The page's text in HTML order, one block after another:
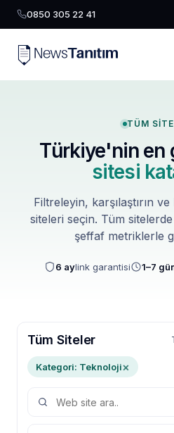
0850 305 22 41
TÜM
Türkiye'nin en
sitesi
Filtreleyin, karşılaştırın
siteleri seçin. Tüm
şeffaf metriklerle
6 aylink garantisi 1–7
Tüm Siteler
Kategori: Teknoloji×